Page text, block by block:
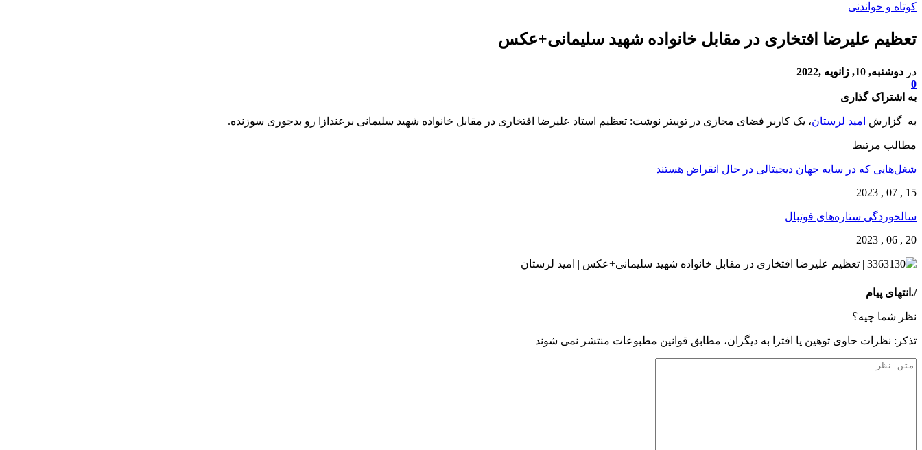
کوتاه و خواندنی
تعظیم ‎علیرضا افتخاری در مقابل خانواده ‎شهید سلیمانی+عکس
در دوشنبه, 10, ژانویه ,2022
0
به اشتراک گذاری
به گزارش امید لرستان، یک کاربر فضای مجازی در توییتر نوشت: ‏تعظیم استاد ‎علیرضا افتخاری در مقابل خانواده ‎شهید سلیمانی برعندازا رو بدجوری سوزنده.
مطالب مرتبط
شغل‌‌هایی که در سایه جهان دیجیتالی در حال انقراض هستند
15 , 07 , 2023
سالخوردگی ستاره‌های فوتبال
20 , 06 , 2023
/.انتهای پیام
نظر شما چیه؟
تذكر: نظرات حاوی توهين يا افترا به ديگران، مطابق قوانين مطبوعات منتشر نمی شوند